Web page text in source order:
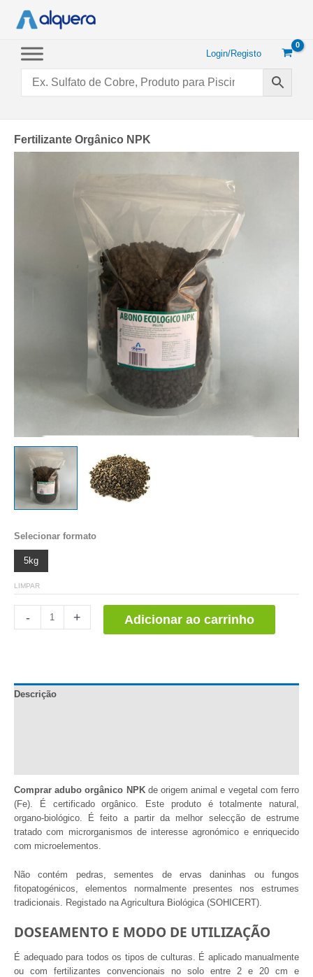
conteúdo
Login/Registo
Fertilizante Orgânico NPK
Selecionar formato
5kg
LIMPAR
- + Adicionar ao carrinho
Descrição
Comprar adubo orgânico NPKde origem animal e vegetal com ferro
(Fe). É certificado orgânico. Este produto é totalmente natural,
organo-biológico. É feito a partir da melhor selecção de estrume
tratado com microrganismos de interesse agronómico e enriquecido
com microelementos.
Não contém pedras, sementes de ervas daninhas ou fungos
fitopatogénicos, elementos normalmente presentes nos estrumes
tradicionais. Registado na Agricultura Biológica (SOHICERT).
DOSEAMENTO E MODO DE UTILIZAÇÃO
É adequado para todos os tipos de culturas. É aplicado manualmente
ou com fertilizantes convencionais no solo entre 2 e 20 cm e